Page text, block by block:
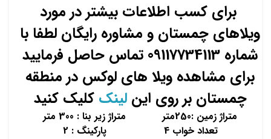
برای کسب اطلاعات بیشتر در مورد
ویلاهای چمستان و مشاوره رایگان لطفا با
شماره 09117734113 تماس حاصل فرمایید
برای مشاهده ویلا های لوکس در منطقه
چمستان بر روی اینلینک کلیک کنید
متراژ زمین :250متر متراژ زیر بنا : 300 متر
تعداد خواب 4 پارکینگ : 2